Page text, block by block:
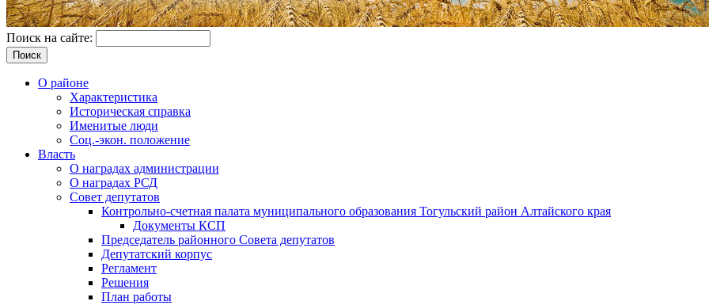
Поиск на сайте:
О районе
Характеристика
Историческая справка
Именитые люди
Соц.-экон. положение
Власть
О наградах администрации
О наградах РСД
Совет депутатов
Контрольно-счетная палата муниципального образования Тогульский район Алтайского края
Документы КСП
Председатель районного Совета депутатов
Депутатский корпус
Регламент
Решения
План работы